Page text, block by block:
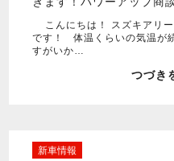
こんにちは！ スズキアリ
です！ 体温くらいの気温が
すがいか…
つづき
新車情報